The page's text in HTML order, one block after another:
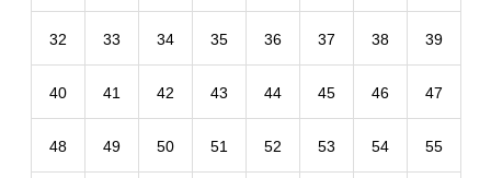
32 33 34 35 36 37 38 39
40 41 42 43 44 45 46 47
48 49 50 51 52 53 54 55